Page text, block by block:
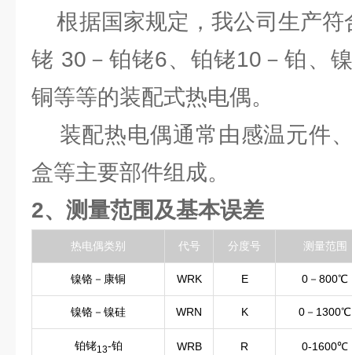
根据国家规定，我公司生产符
铑 30－铂铑6、铂铑10－铂、
铜等等的装配式热电偶。
装配热电偶通常由感温元件
盒等主要部件组成。
2、测量范围及基本误差
热电偶类别 代号 分度号 测量范围
镍铬－康铜 WRK E 0－800℃
镍铬－镍硅 WRN K 0－1300℃
铂铑13-铂 WRB R 0-1600℃